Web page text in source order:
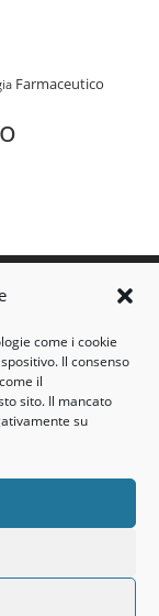
come i cookie
Il consenso
il
sito. Il mancato
su
Farmaceutico
(AL)